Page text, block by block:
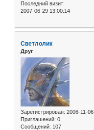
Последний визит:
2007-06-29 13:00:14
Светлолик
Друг
Зарегистрирован: 2006-11-06
Приглашений: 0
Сообщений: 107